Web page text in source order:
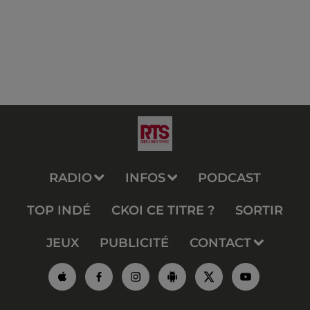
RADIO INFOS PODCAST
TOP INDÉ CKOI CE TITRE ? SORTIR
JEUX PUBLICITÉ CONTACT